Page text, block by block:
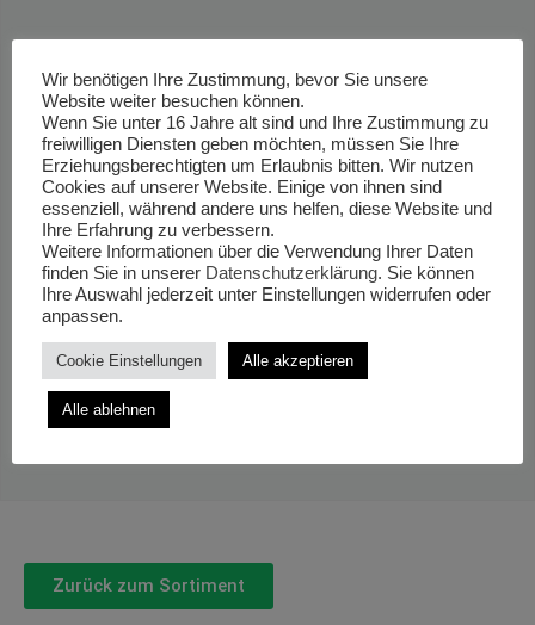
Zurück zum Sortiment
Wir benötigen Ihre Zustimmung, bevor Sie unsere
Website weiter besuchen können.
Wenn Sie unter 16 Jahre alt sind und Ihre Zustimmung zu
freiwilligen Diensten geben möchten, müssen Sie Ihre
Erziehungsberechtigten um Erlaubnis bitten. Wir nutzen
Cookies auf unserer Website. Einige von ihnen sind
essenziell, während andere uns helfen, diese Website und
Ihre Erfahrung zu verbessern.
Weitere Informationen über die Verwendung Ihrer Daten
finden Sie in unserer Datenschutzerklärung. Sie können
Ihre Auswahl jederzeit unter Einstellungen widerrufen oder
anpassen.
Cookie Einstellungen Alle akzeptieren
Alle ablehnen